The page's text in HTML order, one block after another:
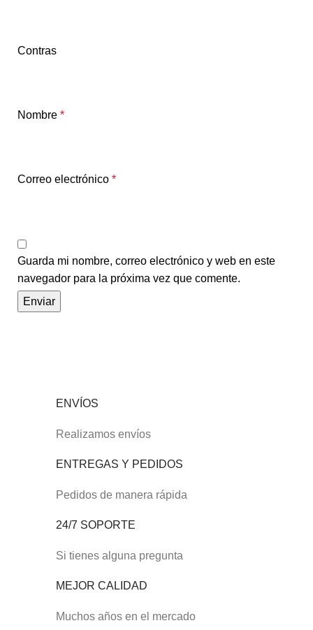
Contras
Nombre *
Correo electrónico *
Guarda mi nombre, correo electrónico y web en este
navegador para la próxima vez que comente.
ENVÍOS
Realizamos envíos
ENTREGAS Y PEDIDOS
Pedidos de manera rápida
24/7 SOPORTE
Si tienes alguna pregunta
MEJOR CALIDAD
Muchos años en el mercado